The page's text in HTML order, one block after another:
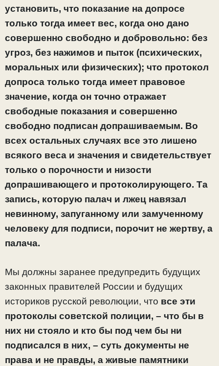
установить, что показание на допросе
только тогда имеет вес, когда оно дано
совершенно свободно и добровольно: без
угроз, без нажимов и пыток (психических,
моральных или физических); что протокол
допроса только тогда имеет правовое
значение, когда он точно отражает
свободные показания и совершенно
свободно подписан допрашиваемым. Во
всех остальных случаях все это лишено
всякого веса и значения и свидетельствует
только о порочности и низости
допрашивающего и протоколирующего. Та
запись, которую палач и лжец навязал
невинному, запуганному или замученному
человеку для подписи, порочит не жертву, а
палача.
Мы должны заранее предупредить будущих
законных правителей России и будущих
историков русской революции, что все эти
протоколы советской полиции, – что бы в
них ни стояло и кто бы под чем бы ни
подписался в них, – суть документы не
права и не правды, а живые памятники